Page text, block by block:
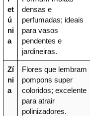
et
ú
ni
a
densas e
perfumadas; ideais
para vasos
pendentes e
jardineiras.
Zí
ni
a
Flores que lembram
pompons super
coloridos; excelente
para atrair
polinizadores.